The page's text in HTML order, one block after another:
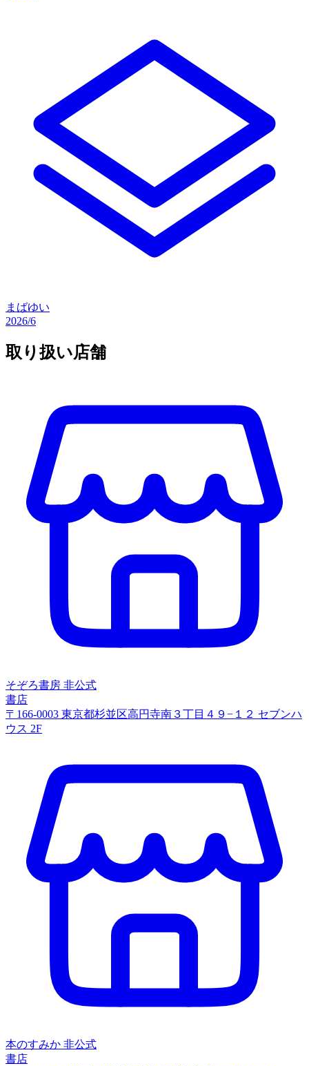
まばゆい
2026/6
取り扱い店舗
そぞろ書房 非公式
書店
〒166-0003 東京都杉並区高円寺南３丁目４９−１２ セブンハ
ウス 2F
本のすみか 非公式
書店